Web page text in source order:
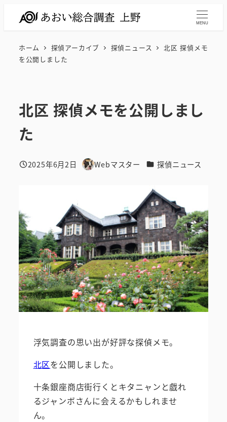
MENU
ホーム 探偵アーカイブ 探偵ニュース
北区 探偵メモ
を公開しました
北区 探偵メモを公開しまし
た
投稿日
2025年6月2日
著
Webマスター カテゴリー
探偵ニュース
浮気調査の思い出が好評な探偵メモ。
北区を公開しました。
十条銀座商店街行くとキタニャンと戯れ
るジャンボさんに会えるかもしれませ
ん。